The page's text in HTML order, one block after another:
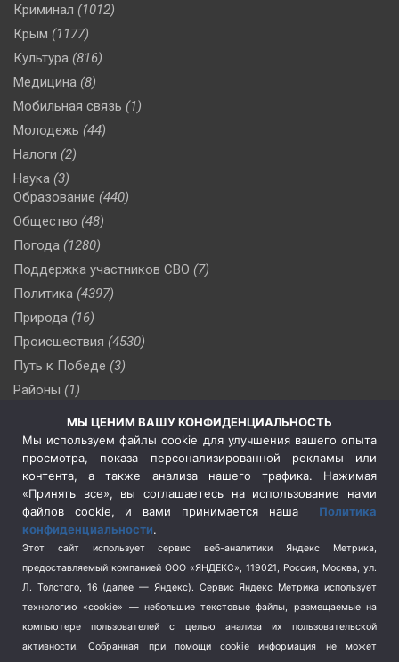
Криминал (1012)
Крым (1177)
Культура (816)
Медицина (8)
Мобильная связь (1)
Молодежь (44)
Налоги (2)
Наука (3)
Образование (440)
Общество (48)
Погода (1280)
Поддержка участников СВО (7)
Политика (4397)
Природа (16)
Происшествия (4530)
Путь к Победе (3)
Районы (1)
(510)
Сельское хозяйство (3)
Социальная политика
(3)
Спецоперация в Украине
Спецоперация на Украине
(404)
Спорт (740)
Терроризм (1)
Транспорт (262)
Туризм (178)
Флот (76)
МЫ ЦЕНИМ ВАШУ КОНФИДЕНЦИАЛЬНОСТЬ
Мы используем файлы cookie для улучшения вашего опыта
просмотра, показа персонализированной рекламы или
контента, а также анализа нашего трафика. Нажимая
«Принять все», вы соглашаетесь на использование нами
файлов cookie, и вами принимается наша Политика
конфиденциальности.
Этот сайт использует сервис веб-аналитики Яндекс Метрика,
предоставляемый компанией ООО «ЯНДЕКС», 119021, Россия, Москва, ул.
Л. Толстого, 16 (далее — Яндекс). Сервис Яндекс Метрика использует
технологию «cookie» — небольшие текстовые файлы, размещаемые на
компьютере пользователей с целью анализа их пользовательской
активности.
Собранная при помощи cookie информация не может